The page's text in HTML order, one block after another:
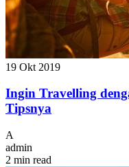
19 Okt 2019
Ingin Travelling
Tipsnya
A
admin
2 min read